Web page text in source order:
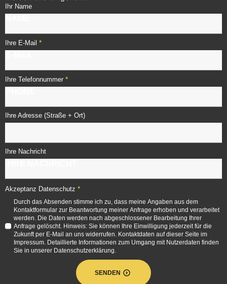
Ihr Name
Ihre E-Mail *
Ihre Telefonnummer *
Ihre Adresse (Straße + Ort)
Ihre Nachricht
Akzeptanz Datenschutz *
Durch das Absenden stimme ich zu, dass meine Angaben aus dem
Kontaktformular zur Beantwortung meiner Anfrage erhoben und verarbeitet
werden. Die Daten werden nach abgeschlossener Bearbeitung Ihrer
Anfrage gelöscht. Hinweis: Sie können Ihre Einwilligung jederzeit für die
Zukunft per E-Mail an uns widerrufen. Kontaktdaten auf dieser Seite im
Impressum. Detaillierte Informationen zum Umgang mit Nutzerdaten finden
Sie in unserer Datenschutzerklärung.
SENDEN